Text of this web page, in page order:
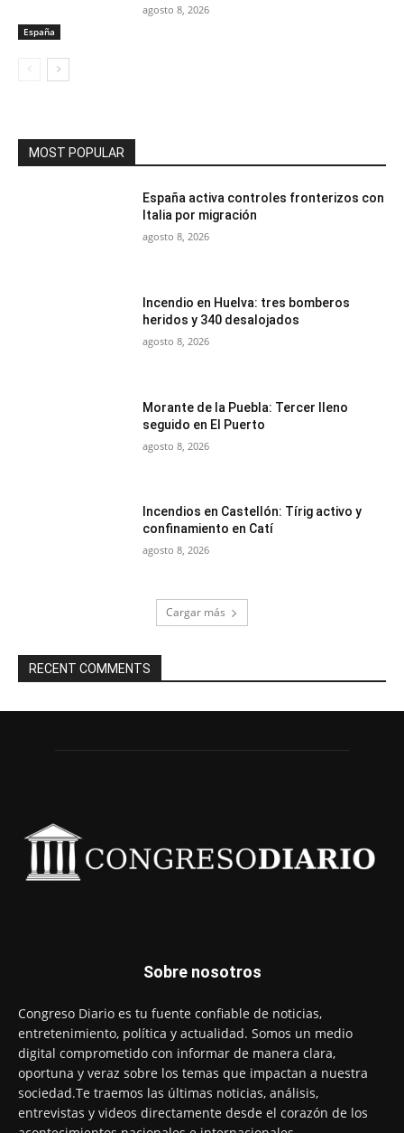
España
agosto 8, 2026
MOST POPULAR
España activa controles fronterizos con
Italia por migración
agosto 8, 2026
Incendio en Huelva: tres bomberos
heridos y 340 desalojados
agosto 8, 2026
Morante de la Puebla: Tercer lleno
seguido en El Puerto
agosto 8, 2026
Incendios en Castellón: Tírig activo y
confinamiento en Catí
agosto 8, 2026
Cargar más
RECENT COMMENTS
Sobre nosotros
Congreso Diario es tu fuente confiable de noticias,
entretenimiento, política y actualidad. Somos un medio
digital comprometido con informar de manera clara,
oportuna y veraz sobre los temas que impactan a nuestra
sociedad.Te traemos las últimas noticias, análisis,
entrevistas y videos directamente desde el corazón de los